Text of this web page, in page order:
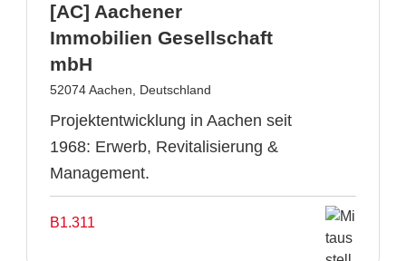
[AC] Aachener
Immobilien Gesellschaft
mbH
52074 Aachen, Deutschland
Projektentwicklung in Aachen seit
1968: Erwerb, Revitalisierung &
Management.
B1.311